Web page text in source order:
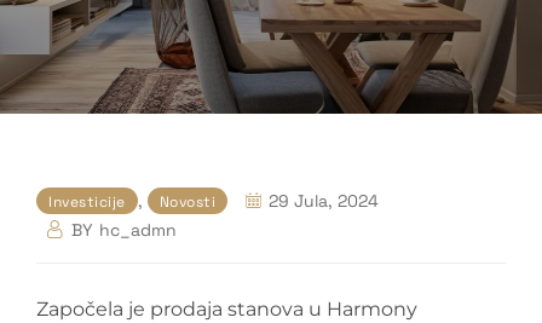
Investicije , Novosti
29 Jula, 2024
BY hc_admn
Započela je prodaja stanova u Harmony